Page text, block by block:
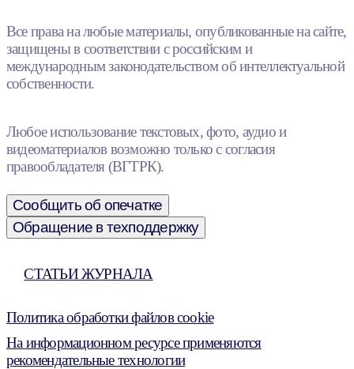
Все права на любые материалы, опубликованные на сайте,
защищены в соответствии с российским и
международным законодательством об интеллектуальной
собственности.
Любое использование текстовых, фото, аудио и
видеоматериалов возможно только с согласия
правообладателя (ВГТРК).
Сообщить об опечатке
Обращение в техподдержку
СТАТЬИ ЖУРНАЛА
Политика обработки файлов cookie
На информационном ресурсе применяются
рекомендательные технологии